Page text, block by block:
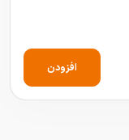
افزودن